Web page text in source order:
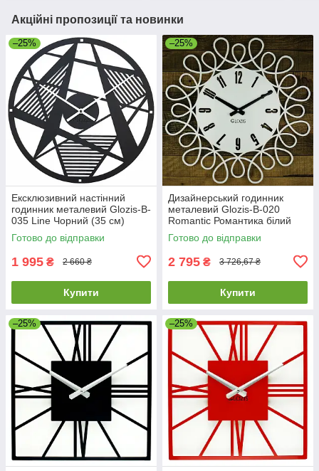
Акційні пропозиції та новинки
–25%
Ексклюзивний настінний
годинник металевий Glozis-B-
035 Line Чорний (35 см)
[Метал, Відкритий]
Готово до відправки
1 995 ₴ 2 660 ₴
Купити
–25%
Дизайнерський годинник
металевий Glozis-B-020
Romantic Романтика білий
(50 см) [Метал, Відкритий,
Кольори]
Готово до відправки
2 795 ₴ 3 726,67 ₴
Купити
–25% –25%